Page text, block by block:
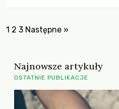
1 2 3 Następne »
Najnowsze artykuły
OSTATNIE PUBLIKACJE